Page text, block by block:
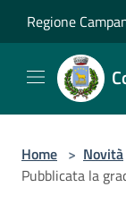
Regione
Home > Novità
Pubblicata la